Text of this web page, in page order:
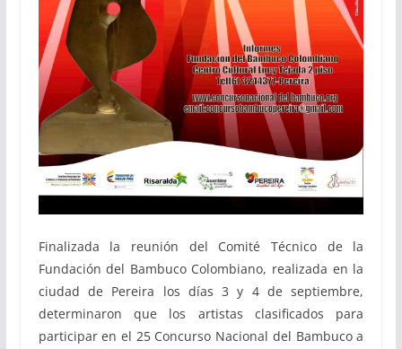
Finalizada la reunión del Comité Técnico de la
Fundación del Bambuco Colombiano, realizada en la
ciudad de Pereira los días 3 y 4 de septiembre,
determinaron que los artistas clasificados para
participar en el 25 Concurso Nacional del Bambuco a